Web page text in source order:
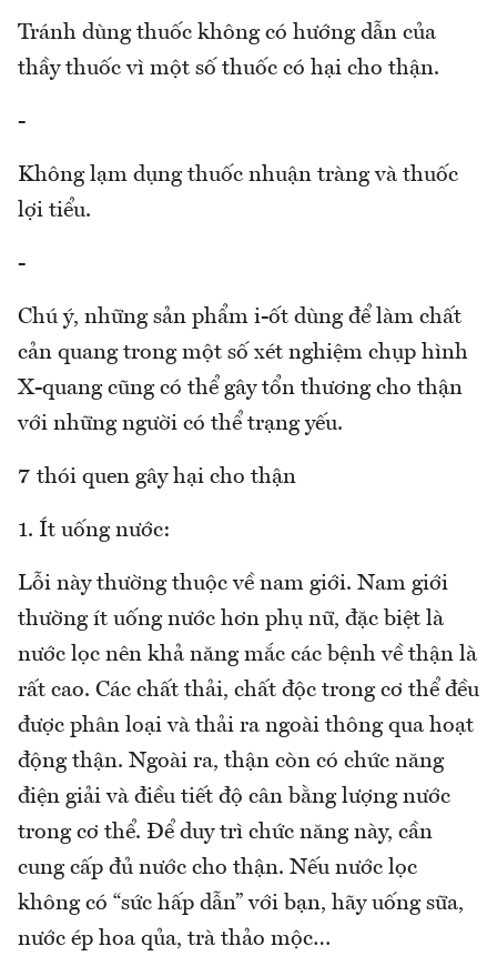
Tránh dùng thuốc không có hướng dẫn của
thầy thuốc vì một số thuốc có hại cho thận.
-
Không lạm dụng thuốc nhuận tràng và thuốc
lợi tiểu.
-
Chú ý, những sản phẩm i-ốt dùng để làm chất
cản quang trong một số xét nghiệm chụp hình
X-quang cũng có thể gây tổn thương cho thận
với những người có thể trạng yếu.
7 thói quen gây hại cho thận
1. Ít uống nước:
Lỗi này thường thuộc về nam giới. Nam giới
thường ít uống nước hơn phụ nữ, đặc biệt là
nước lọc nên khả năng mắc các bệnh về thận là
rất cao. Các chất thải, chất độc trong cơ thể đều
được phân loại và thải ra ngoài thông qua hoạt
động thận. Ngoài ra, thận còn có chức năng
điện giải và điều tiết độ cân bằng lượng nước
trong cơ thể. Để duy trì chức năng này, cần
cung cấp đủ nước cho thận. Nếu nước lọc
không có “sức hấp dẫn” với bạn, hãy uống sữa,
nước ép hoa qủa, trà thảo mộc…